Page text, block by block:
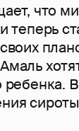
что
теперь
ребенка.